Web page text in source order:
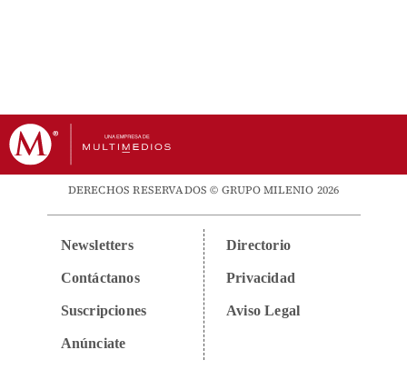
DERECHOS RESERVADOS © GRUPO MILENIO 2026
Newsletters
Contáctanos
Suscripciones
Anúnciate
Directorio
Privacidad
Aviso Legal